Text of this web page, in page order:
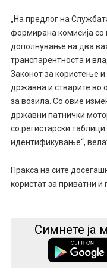
„На предлог на
формирана комисија со
дополнување на два
транспарентноста и
Законот за користење
државна и стварите во
за возила. Со овие
државни патнички
со регистарски
идентификување“,
Пракса на сите
користат за приватни и
Симнете ја